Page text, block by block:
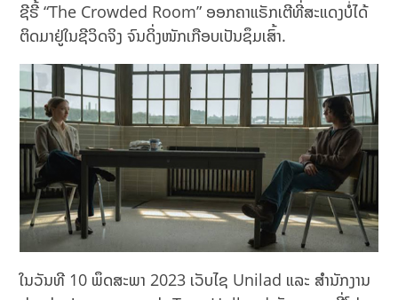
ຊີຣີ້ “The Crowded Room” ອອກຄາແຣັກເຕີທີ່ສະແດງບໍ່ໄດ້
ຕິດມາຢູ່ໃນຊີວິດຈິງ ຈົນດິ່ງໜັກເກືອບເປັນຊຶມເສົ້າ.
ໃນວັນທີ 10 ພຶດສະພາ 2023 ເວັບໄຊ Unilad ແລະ ສຳນັກງານ